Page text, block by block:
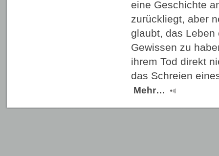
eine Geschichte
zurückliegt, aber
glaubt, das
Gewissen zu
ihrem Tod direkt
das Schreien
Mehr…